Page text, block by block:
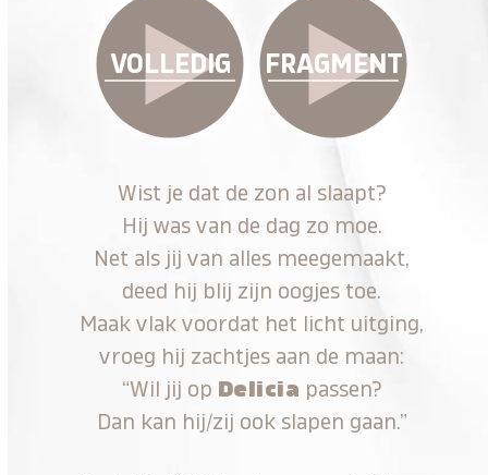
VOLLEDIG FRAGMENT
Wist je dat de zon al slaapt?
Hij was van de dag zo moe.
Net als jij van alles meegemaakt,
deed hij blij zijn oogjes toe.
Maak vlak voordat het licht uitging,
vroeg hij zachtjes aan de maan:
“Wil jij op Delicia passen?
Dan kan hij/zij ook slapen gaan.”